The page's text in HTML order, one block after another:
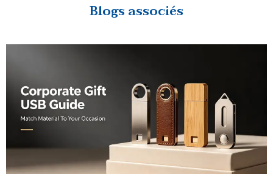
Blogs associés